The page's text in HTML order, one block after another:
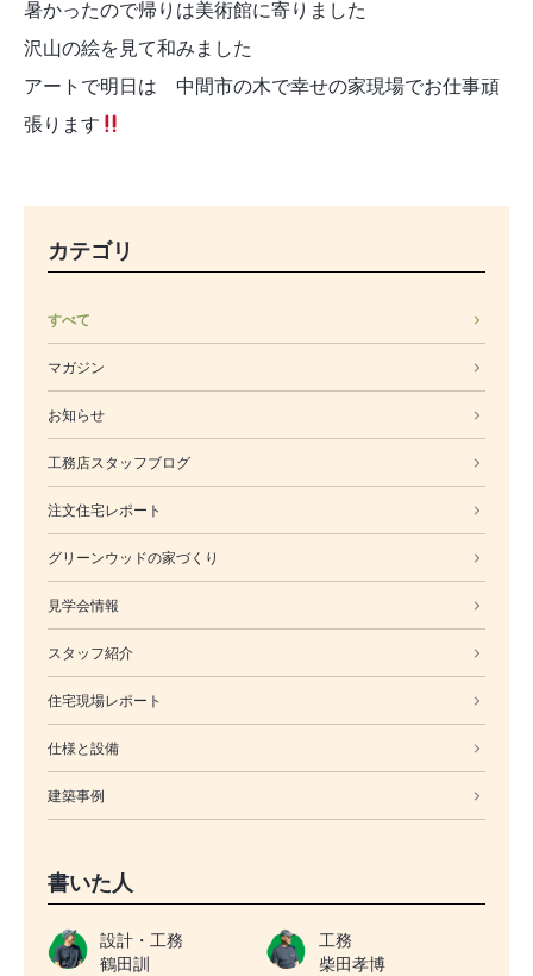
暑かったので帰りは美術館に寄りました
沢山の絵を見て和みました
アートで明日は 中間市の木で幸せの家現場でお仕事頑
張ります
カテゴリ
すべて
マガジン
お知らせ
工務店スタッフブログ
注文住宅レポート
グリーンウッドの家づくり
見学会情報
スタッフ紹介
住宅現場レポート
仕様と設備
建築事例
書いた人
設計・工務
鶴田訓
工務
柴田孝博